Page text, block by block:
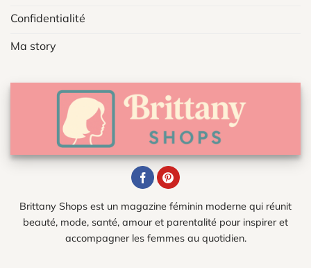
Confidentialité
Ma story
Brittany Shops est un magazine féminin moderne qui réunit
beauté, mode, santé, amour et parentalité pour inspirer et
accompagner les femmes au quotidien.